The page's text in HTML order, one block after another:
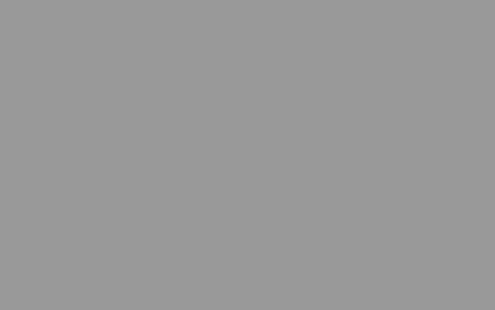
Сохранение цвета
Со временем вещь изнашивается,
насыщенные цвета сменяются на
разные: использование